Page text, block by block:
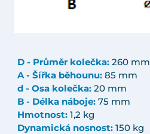
D - Průměr kolečka: 260 mm
A - Šířka běhounu: 85 mm
d - Osa kolečka: 20 mm
B - Délka náboje: 75 mm
Hmotnost: 1,2 kg
Dynamická nosnost: 150 kg